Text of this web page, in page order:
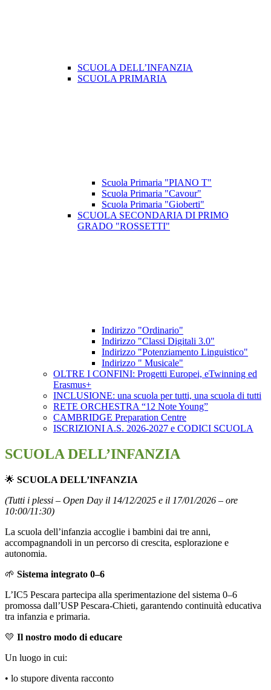
SCUOLA DELL’INFANZIA
SCUOLA PRIMARIA
Scuola Primaria "PIANO T"
Scuola Primaria "Cavour"
Scuola Primaria "Gioberti"
SCUOLA SECONDARIA DI PRIMO
GRADO "ROSSETTI"
Indirizzo "Ordinario"
Indirizzo "Classi Digitali 3.0"
Indirizzo "Potenziamento Linguistico"
Indirizzo " Musicale"
OLTRE I CONFINI: Progetti Europei, eTwinning ed
Erasmus+
INCLUSIONE: una scuola per tutti, una scuola di tutti
RETE ORCHESTRA “12 Note Young”
CAMBRIDGE Preparation Centre
ISCRIZIONI A.S. 2026-2027 e CODICI SCUOLA
SCUOLA DELL’INFANZIA
🌟 SCUOLA DELL’INFANZIA
(Tutti i plessi – Open Day il 14/12/2025 e il 17/01/2026 – ore
10:00/11:30)
La scuola dell’infanzia accoglie i bambini dai tre anni,
accompagnandoli in un percorso di crescita, esplorazione e
autonomia.
🌱 Sistema integrato 0–6
L’IC5 Pescara partecipa alla sperimentazione del sistema 0–6
promossa dall’USP Pescara-Chieti, garantendo continuità educativa
tra infanzia e primaria.
💛 Il nostro modo di educare
Un luogo in cui:
• lo stupore diventa racconto